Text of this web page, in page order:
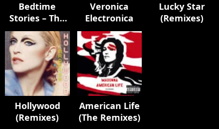
Bedtime
Stories – The
Untold
Chapter
Veronica
Electronica
Lucky Star
(Remixes)
Hollywood
(Remixes)
American Life
(The Remixes)